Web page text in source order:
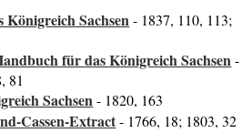
Sachsen- 1837, 110, 113;
für das Königreich Sachsen-
81
Sachsen- 1820, 163
Cassen-Extract- 1766, 18; 1803, 32